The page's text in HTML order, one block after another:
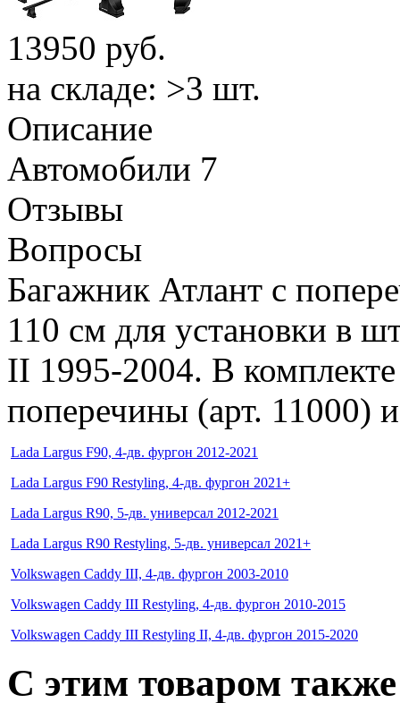
13950 руб.
на складе: >3 шт.
Описание
Автомобили 7
Отзывы
Вопросы
Багажник Атлант с
110 см для установки в
II 1995-2004. В
поперечины (арт. 11000)
Lada Largus F90, 4-дв. фургон 2012-2021
Lada Largus F90 Restyling, 4-дв. фургон 2021+
Lada Largus R90, 5-дв. универсал 2012-2021
Lada Largus R90 Restyling, 5-дв. универсал 2021+
Volkswagen Caddy III, 4-дв. фургон 2003-2010
Volkswagen Caddy III Restyling, 4-дв. фургон 2010-2015
Volkswagen Caddy III Restyling II, 4-дв. фургон 2015-2020
C этим товаром